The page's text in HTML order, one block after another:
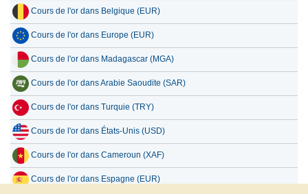
Cours de l'or dans Belgique (EUR)
Cours de l'or dans Europe (EUR)
Cours de l'or dans Madagascar (MGA)
Cours de l'or dans Arabie Saoudite (SAR)
Cours de l'or dans Turquie (TRY)
Cours de l'or dans États-Unis (USD)
Cours de l'or dans Cameroun (XAF)
Cours de l'or dans Espagne (EUR)